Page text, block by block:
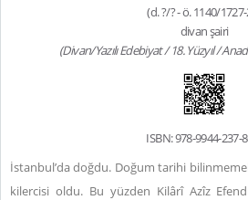
(d. ?/? - ö. 1140/
divan şairi
(Divan/Yazılı Edebiyat / 18. Yüzyıl /
ISBN: 978-9944-237-
İstanbul’da doğdu. Doğum tarihi
kilercisi oldu. Bu yüzden Kilârî Azîz